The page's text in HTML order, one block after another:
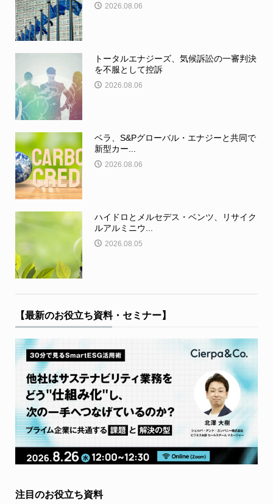
2026.08.06
トータルエナジーズ、気候訴訟の一審判決
を不服として控訴
2026.08.06
ベラ、S&Pグローバル・エナジーと共同で
新型カー...
2026.08.06
ハイドロとメルセデス・ベンツ、リサイク
ルアルミニウ...
2026.08.05
【最新のお役立ち資料・セミナー】
注目のお役立ち資料